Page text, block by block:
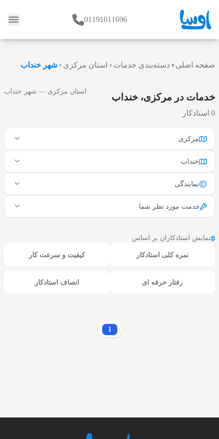
وبلاگ 01191011696
صفحه اصلی دسته‌بندی خدمات استان مرکزی شهر خنداب
خدمات در مرکزی، خنداب
0 استادکار
استان مرکزی — شهر خنداب
مرکزی
خنداب
نمایندگی
خدمت مورد نظر شما
نمایش استادکاران بر اساس
نمره کلی استادکار کیفیت و سرعت کار
رفتار حرفه ای انصاف استادکار
1